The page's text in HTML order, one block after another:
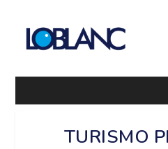
TURISMO